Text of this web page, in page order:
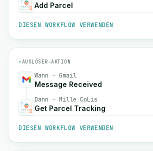
Add Parcel
DIESEN WORKFLOW VERWENDEN
⚡AUSLÖSER→AKTION
Wann · Gmail
Message Received
Dann · Mille CoLis
Get Parcel Tracking
DIESEN WORKFLOW VERWENDEN